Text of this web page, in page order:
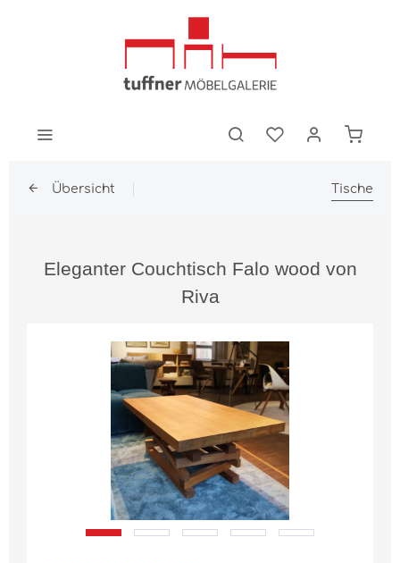
Übersicht Tische
Eleganter Couchtisch Falo wood von
Riva